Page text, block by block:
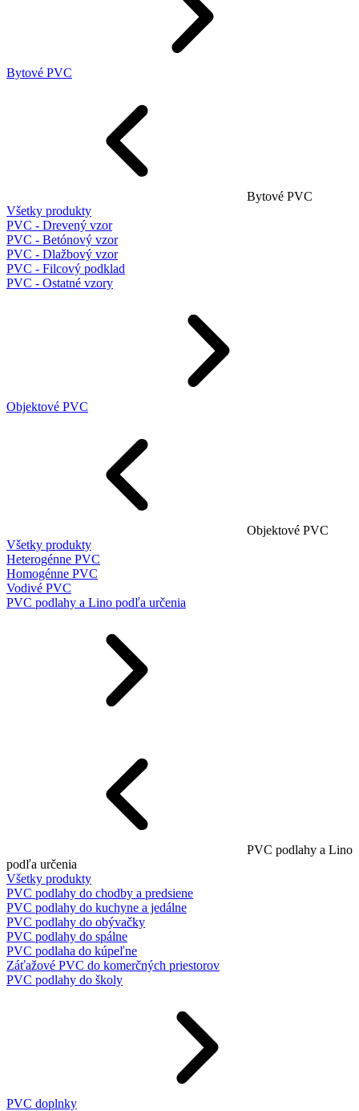
Bytové PVC
Bytové PVC
Všetky produkty
PVC - Drevený vzor
PVC - Betónový vzor
PVC - Dlažbový vzor
PVC - Filcový podklad
PVC - Ostatné vzory
Objektové PVC
Objektové PVC
Všetky produkty
Heterogénne PVC
Homogénne PVC
Vodivé PVC
PVC podlahy a Lino podľa určenia
PVC podlahy a Lino
podľa určenia
Všetky produkty
PVC podlahy do chodby a predsiene
PVC podlahy do kuchyne a jedálne
PVC podlahy do obývačky
PVC podlahy do spálne
PVC podlaha do kúpeľne
Záťažové PVC do komerčných priestorov
PVC podlahy do školy
PVC doplnky